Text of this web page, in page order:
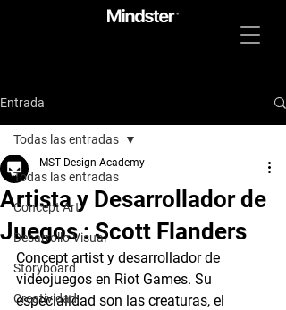
Entrada
Todas las entradas
Concept Art
Desarrollo Visual
Storyboard
Creatividad
Todas las entradas
Artista y Desarrollador de
Juegos : Scott Flanders
MST Design Academy
Concept artist y desarrollador de
videojuegos en Riot Games. Su
especialidad son las creaturas, el